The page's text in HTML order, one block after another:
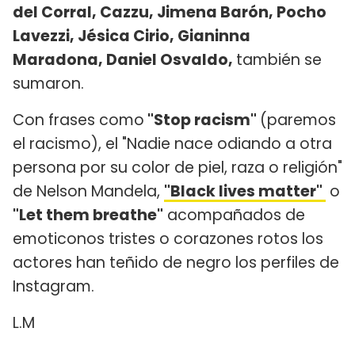
del Corral, Cazzu, Jimena Barón, Pocho
Lavezzi, Jésica Cirio, Gianinna
Maradona, Daniel Osvaldo, también se
sumaron.
Con frases como "Stop racism" (paremos
el racismo), el "Nadie nace odiando a otra
persona por su color de piel, raza o religión"
de Nelson Mandela, "Black lives matter" o
"Let them breathe" acompañados de
emoticonos tristes o corazones rotos los
actores han teñido de negro los perfiles de
Instagram.
L.M